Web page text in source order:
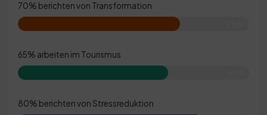
70% berichten von Transformation
65% arbeiten im Tourismus
80% berichten von Stressreduktion